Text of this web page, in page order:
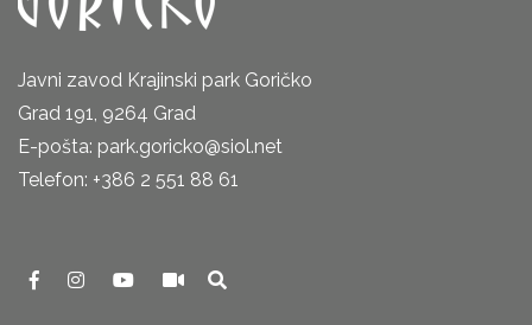
Javni zavod Krajinski park Goričko
Grad 191, 9264 Grad
E-pošta: park.goricko@siol.net
Telefon: +386 2 551 88 61